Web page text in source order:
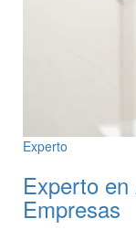
Experto
Experto
Empresas